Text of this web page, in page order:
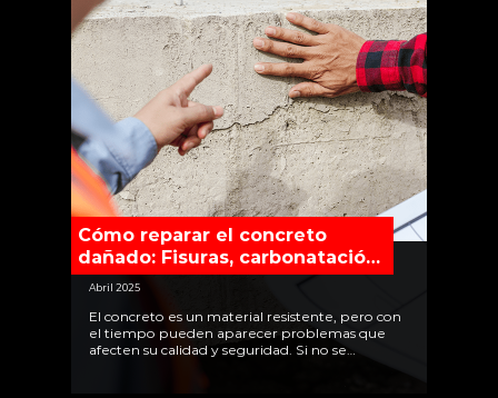
Cómo reparar el concreto
dañado: Fisuras, carbonatación,
eflorescencias y más
Abril 2025
El concreto es un material resistente, pero con
el tiempo pueden aparecer problemas que
afecten su calidad y seguridad. Si no se